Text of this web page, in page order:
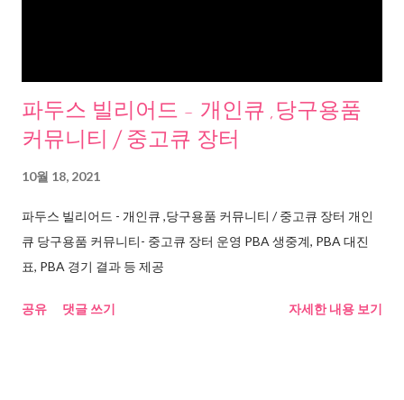
파두스 빌리어드 - 개인큐 ,당구용품
커뮤니티 / 중고큐 장터
10월 18, 2021
파두스 빌리어드 - 개인큐 ,당구용품 커뮤니티 / 중고큐 장터 개인
큐 당구용품 커뮤니티- 중고큐 장터 운영 PBA 생중계, PBA 대진
표, PBA 경기 결과 등 제공
공유 댓글 쓰기 자세한 내용 보기